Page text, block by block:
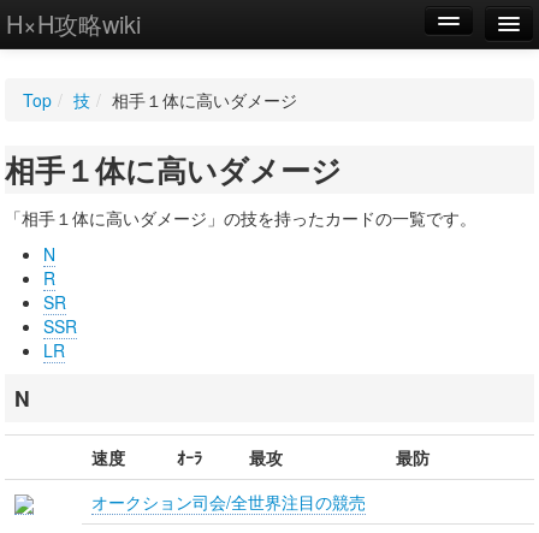
H×H攻略wiki
WIKI
設定
Top / 技 / 相手１体に高いダメージ
相手１体に高いダメージ
「相手１体に高いダメージ」の技を持ったカードの一覧です。
N
R
SR
SSR
LR
N
速度 ｵｰﾗ 最攻
最防
オークション司会/全世界注目の競売